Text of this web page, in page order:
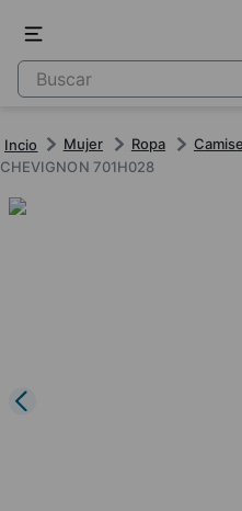
Mujer Ropa
CHEVIGNON 701H028